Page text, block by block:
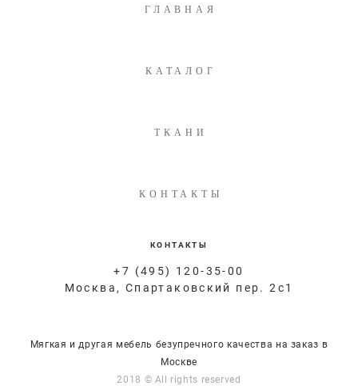
ГЛАВНАЯ
КАТАЛОГ
ТКАНИ
КОНТАКТЫ
КОНТАКТЫ
+7 (495) 120-35-00
Москва, Спартаковский пер. 2с1
Мягкая и другая мебель безупречного качества на заказ в
Москве
2018 © All rights reserved